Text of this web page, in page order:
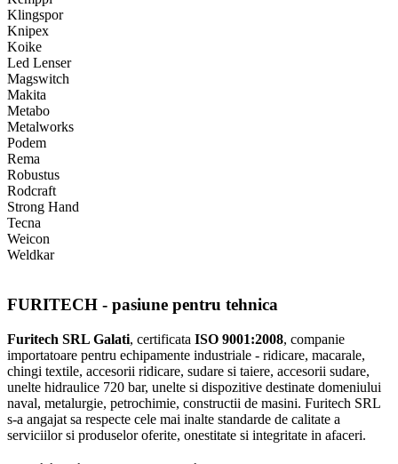
Klingspor
Knipex
Koike
Led Lenser
Magswitch
Makita
Metabo
Metalworks
Podem
Rema
Robustus
Rodcraft
Strong Hand
Tecna
Weicon
Weldkar
FURITECH - pasiune pentru tehnica
Furitech SRL Galati, certificata ISO 9001:2008, companie
importatoare pentru echipamente industriale - ridicare, macarale,
chingi textile, accesorii ridicare, sudare si taiere, accesorii sudare,
unelte hidraulice 720 bar, unelte si dispozitive destinate domeniului
naval, metalurgie, petrochimie, constructii de masini. Furitech SRL
s-a angajat sa respecte cele mai inalte standarde de calitate a
serviciilor si produselor oferite, onestitate si integritate in afaceri.